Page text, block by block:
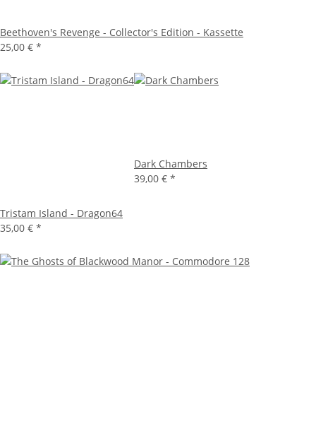
Beethoven's Revenge - Collector's Edition - Kassette
25,00 € *
Tristam Island - Dragon64
35,00 € *
Dark Chambers
39,00 € *